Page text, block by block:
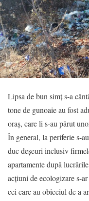
Lipsa de bun simț s-a
tone de gunoaie au fost
oraș, care li s-au părut
În general, la periferie s-
duc deșeuri inclusiv
apartamente după
acțiuni de ecologizare s-
cei care au obiceiul de a